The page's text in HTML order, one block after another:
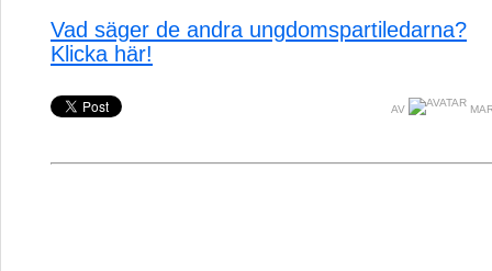
Vad säger de andra ungdomspartiledarna?
Klicka här!
AV